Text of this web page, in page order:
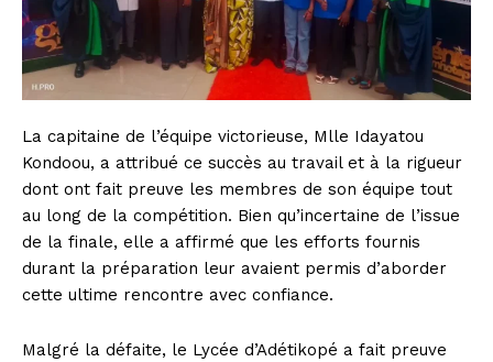
La capitaine de l’équipe victorieuse, Mlle Idayatou
Kondoou, a attribué ce succès au travail et à la rigueur
dont ont fait preuve les membres de son équipe tout
au long de la compétition. Bien qu’incertaine de l’issue
de la finale, elle a affirmé que les efforts fournis
durant la préparation leur avaient permis d’aborder
cette ultime rencontre avec confiance.
Malgré la défaite, le Lycée d’Adétikopé a fait preuve